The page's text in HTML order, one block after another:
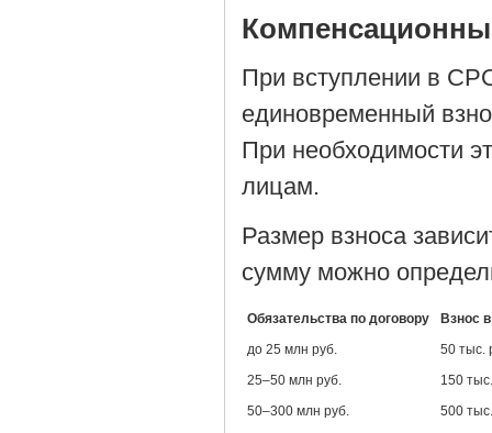
При вступлении в
единовременный
При необходимости
лицам.
Размер взноса
сумму можно
Обязательства по договору
Взнос
до 25 млн руб.
50 тыс.
25–50 млн руб.
150
50–300 млн руб.
500